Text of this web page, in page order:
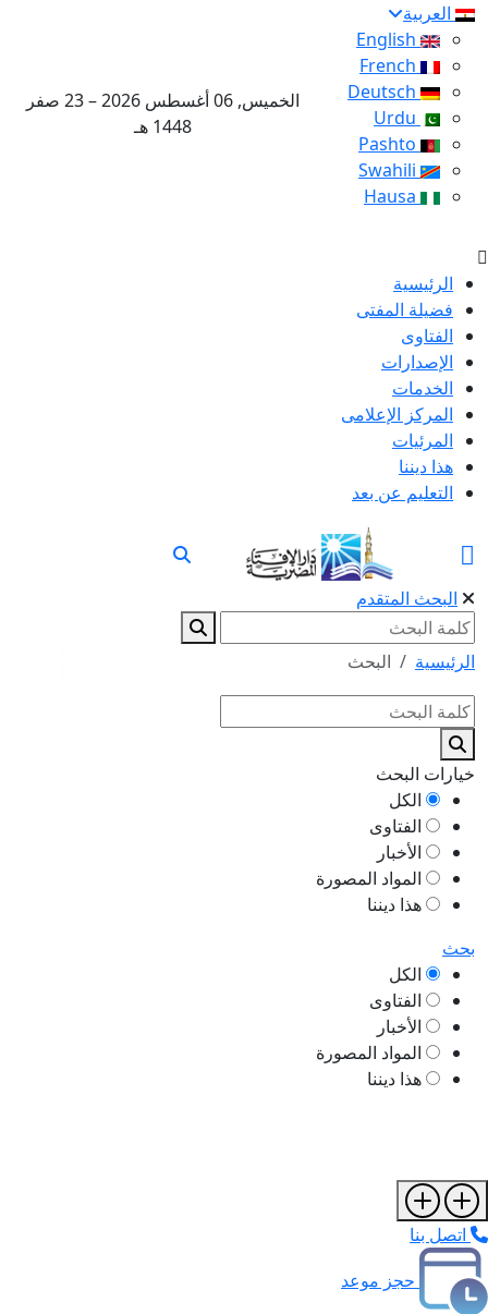
العربية
الخميس, 06 أغسطس 2026 – 23 صفر
1448 هـ
الرئيسية
فضيلة المفتى
الفتاوى
الإصدارات
الخدمات
المركز الإعلامى
المرئيات
هذا ديننا
التعليم عن بعد
البحث المتقدم
الرئيسية البحث
خيارات البحث
الكل
الفتاوى
الأخبار
المواد المصورة
هذا ديننا
بحث
الكل
الفتاوى
الأخبار
المواد المصورة
هذا ديننا
اتصل بنا
حجز موعد